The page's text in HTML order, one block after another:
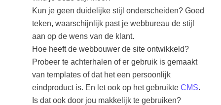
Kun je geen duidelijke stijl onderscheiden? Goed
teken, waarschijnlijk past je webbureau de stijl
aan op de wens van de klant.
Hoe heeft de webbouwer de site ontwikkeld?
Probeer te achterhalen of er gebruik is gemaakt
van templates of dat het een persoonlijk
eindproduct is. En let ook op het gebruikte CMS.
Is dat ook door jou makkelijk te gebruiken?